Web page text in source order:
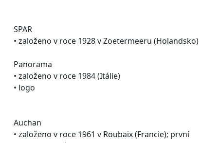
SPAR
• založeno v roce 1928 v Zoetermeeru (Holandsko)
Panorama
• založeno v roce 1984 (Itálie)
• logo
Auchan
• založeno v roce 1961 v Roubaix (Francie); první